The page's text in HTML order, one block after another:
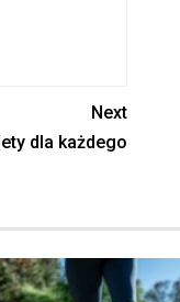
Next
dla każdego